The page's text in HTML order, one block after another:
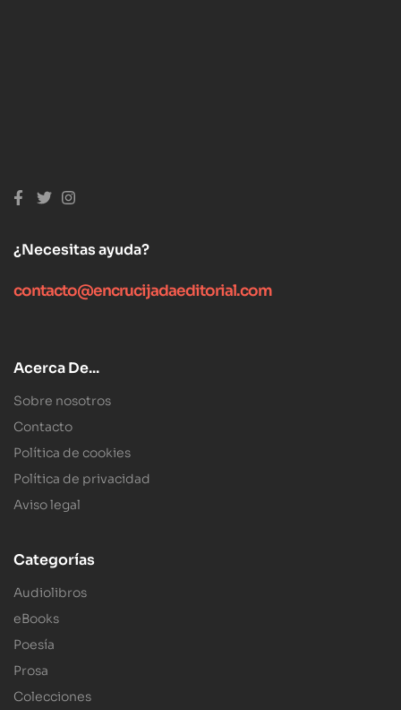
¿Necesitas ayuda?
contacto@encrucijadaeditorial.com
Acerca De...
Sobre nosotros
Contacto
Política de cookies
Política de privacidad
Aviso legal
Categorías
Audiolibros
eBooks
Poesía
Prosa
Colecciones